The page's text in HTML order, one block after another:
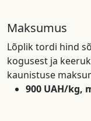
Maksumus
Lõplik tordi hind
kogusest ja
kaunistuse
900 UAH/kg,